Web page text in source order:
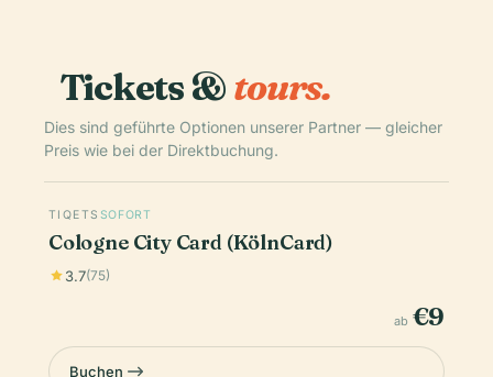
Tickets &tours.
Dies sind geführte Optionen unserer Partner — gleicher
Preis wie bei der Direktbuchung.
TIQETS SOFORT
Cologne City Card (KölnCard)
3.7(75)
ab €9
Buchen